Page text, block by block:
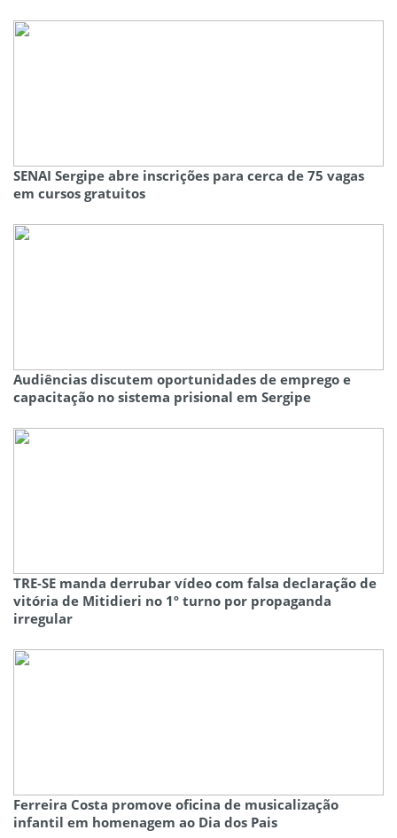
SENAI Sergipe abre inscrições para cerca de 75 vagas
em cursos gratuitos
Audiências discutem oportunidades de emprego e
capacitação no sistema prisional em Sergipe
TRE-SE manda derrubar vídeo com falsa declaração de
vitória de Mitidieri no 1º turno por propaganda
irregular
Ferreira Costa promove oficina de musicalização
infantil em homenagem ao Dia dos Pais